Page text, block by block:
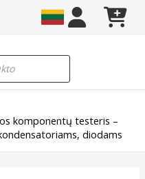
komponentų testeris –
diodams